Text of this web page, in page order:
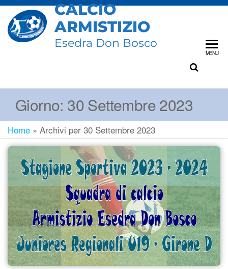
CALCIO
ARMISTIZIO
Esedra Don Bosco
MENU
Giorno: 30 Settembre 2023
Home » Archivi per 30 Settembre 2023